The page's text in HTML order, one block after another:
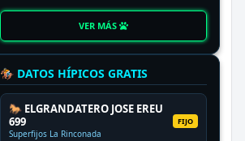
VER MÁS
🏇 DATOS HÍPICOS GRATIS
🐎 ELGRANDATERO JOSE EREU
699
Superfijos La Rinconada
FIJO